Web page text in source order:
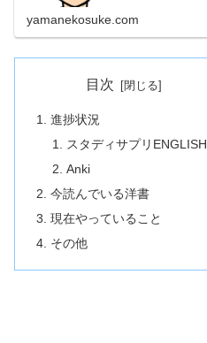
yamanekosuke.com
目次
進捗状況
スタディサプリENGLISH
Anki
今読んでいる洋書
現在やっていること
その他